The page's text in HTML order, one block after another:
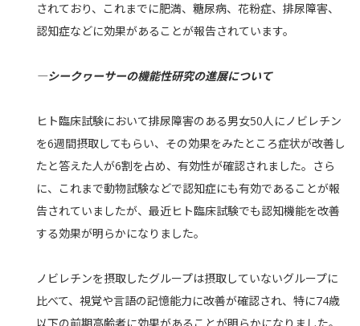
されており、これまでに肥満、糖尿病、花粉症、排尿障害、
認知症などに効果があることが報告されています。
―シークヮーサーの機能性研究の進展について
ヒト臨床試験において排尿障害のある男女50人にノビレチン
を6週間摂取してもらい、その効果をみたところ症状が改善し
たと答えた人が6割を占め、有効性が確認されました。さら
に、これまで動物試験などで認知症にも有効であることが報
告されていましたが、最近ヒト臨床試験でも認知機能を改善
する効果が明らかになりました。
ノビレチンを摂取したグループは摂取していないグループに
比べて、視覚や言語の記憶能力に改善が確認され、特に74歳